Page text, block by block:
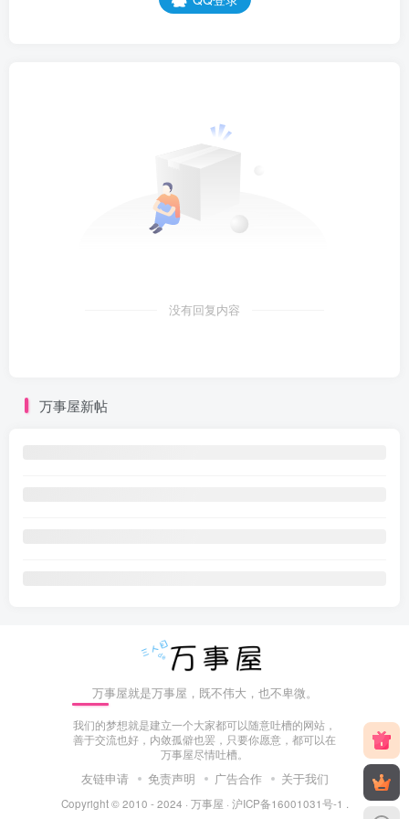
没有回复内容
万事屋新帖
万事屋就是万事屋，既不伟大，也不卑微。
我们的梦想就是建立一个大家都可以随意吐槽的网站，
善于交流也好，内敛孤僻也罢，只要你愿意，都可以在
万事屋尽情吐槽。
友链申请 免责声明 广告合作 关于我们
Copyright © 2010 - 2024 · 万事屋 · 沪ICP备16001031号-1